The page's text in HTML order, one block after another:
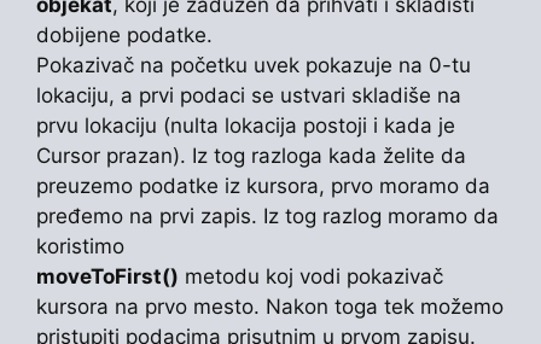
objekat, koji je zadužen da prihvati i skladišti
dobijene podatke.
Pokazivač na početku uvek pokazuje na 0-tu
lokaciju, a prvi podaci se ustvari skladiše na
prvu lokaciju (nulta lokacija postoji i kada je
Cursor prazan). Iz tog razloga kada želite da
preuzemo podatke iz kursora, prvo moramo da
pređemo na prvi zapis. Iz tog razlog moramo da
koristimo
moveToFirst() metodu koj vodi pokazivač
kursora na prvo mesto. Nakon toga tek možemo
pristupiti podacima prisutnim u prvom zapisu.